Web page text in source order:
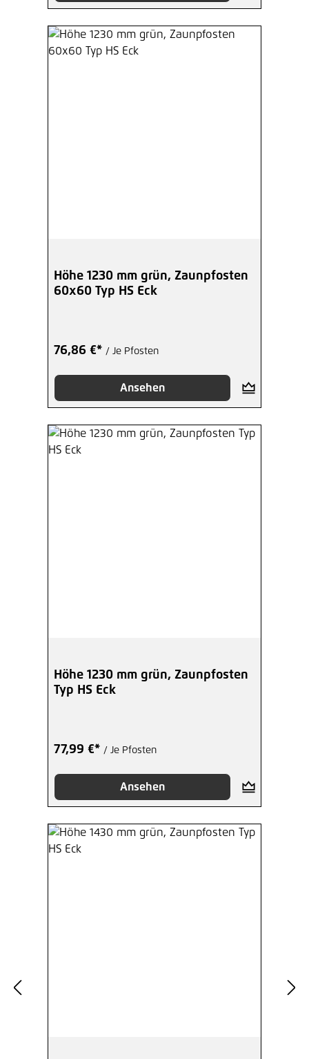
Höhe 1230 mm grün, Zaunpfosten
60x60 Typ HS Eck
76,86 €* / Je Pfosten
Ansehen
Höhe 1230 mm grün, Zaunpfosten
Typ HS Eck
77,99 €* / Je Pfosten
Ansehen